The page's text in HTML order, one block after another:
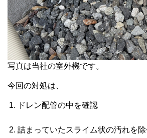
写真は当社の室外機です。
今回の対処は、
ドレン配管の中を確認
詰まっていたスライム状の汚れを